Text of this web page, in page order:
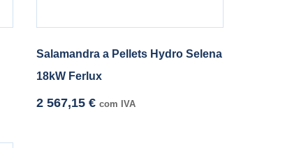
Salamandra a Pellets Hydro Selena
18kW Ferlux
2 567,15€ com IVA